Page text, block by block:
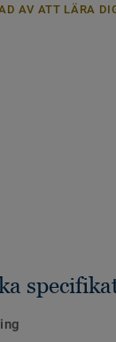
AV ATT LÄRA